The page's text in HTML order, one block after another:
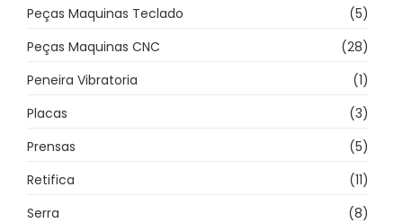
Peças Maquinas Teclado
(5)
Peças Maquinas CNC
(28)
Peneira Vibratoria
(1)
Placas
(3)
Prensas
(5)
Retifica
(11)
Serra
(8)